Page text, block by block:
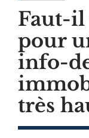
Faut-il
pour
info-
très